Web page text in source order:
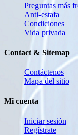
Preguntas más
Anti-estafa
Condiciones
Vida privada
Contact & Sitemap
Contáctenos
Mapa del sitio
Mi cuenta
Iniciar sesión
Regístrate